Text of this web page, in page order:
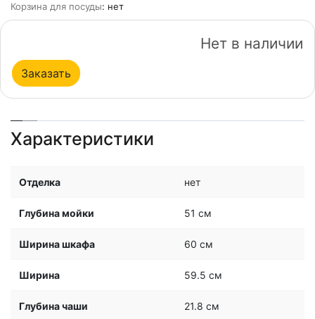
Корзина для посуды: нет
Нет в наличии
Заказать
Характеристики
Отделка нет
Глубина мойки 51 см
Ширина шкафа 60 см
Ширина 59.5 см
Глубина чаши 21.8 см